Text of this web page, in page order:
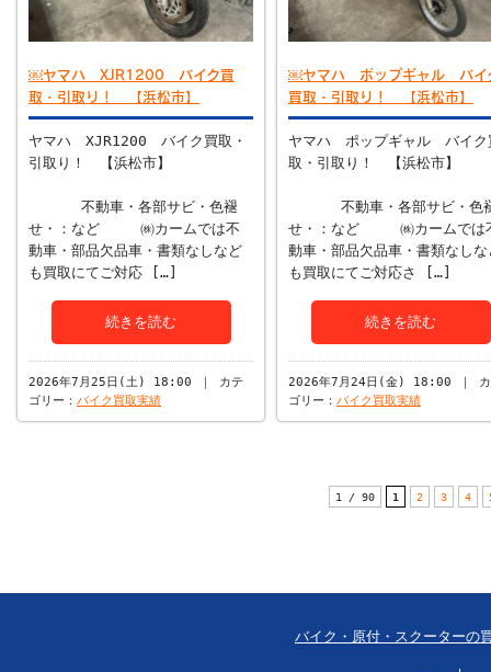
￼ヤマハ XJR1200 バイク買
取・引取り！ 【浜松市】
ヤマハ XJR1200 バイク買取・
引取り！ 【浜松市】
不動車・各部サビ・色褪
せ・：など ㈱カームでは不
動車・部品欠品車・書類なしなど
も買取にてご対応 […]
続きを読む
2026年7月25日(土) 18:00 ｜ カテ
ゴリー： バイク買取実績
￼ヤマハ ポップギャル バイ
買取・引取り！ 【浜松市】
ヤマハ ポップギャル バイク
取・引取り！ 【浜松市】
不動車・各部サビ・色
せ・：など ㈱カームでは
動車・部品欠品車・書類なしな
も買取にてご対応さ […]
続きを読む
2026年7月24日(金) 18:00 ｜ カ
ゴリー： バイク買取実績
1 / 90 1 2 3 4
バイク・原付・スクーターの